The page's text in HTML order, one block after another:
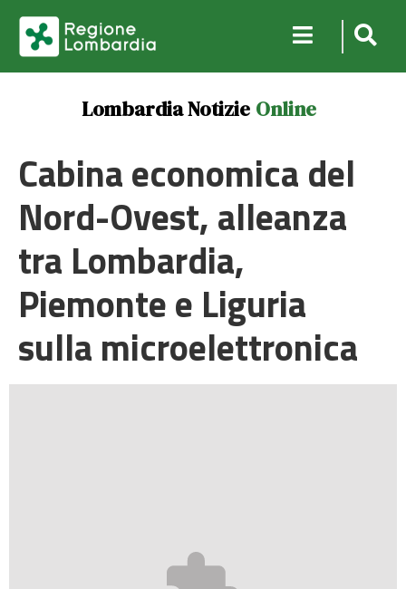
Lombardia Notizie Online
Cabina economica del
Nord-Ovest, alleanza
tra Lombardia,
Piemonte e Liguria
sulla microelettronica